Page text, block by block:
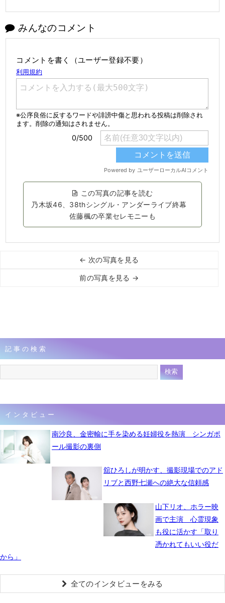
みんなのコメント
コメントを書く（ユーザー登録不要）
この写真の記事を読む
乃木坂46、38thシングル・アンダーライブ終幕
佐藤楓の卒業セレモニーも
← 次の写真を見る
前の写真を見る →
記事の検索
インタビュー
南沙良、金密輸に手を染める妊婦役を熱演 シンガポ
ール撮影の裏側
舘ひろしが明かす、撮影現場でのアド
リブと西野七瀬への絶大な信頼感
山下リオ、ホラー映
画で主演 心霊現象
も役に活かす「取り
憑かれてもいい役だ
から」
全てのインタビューをみる